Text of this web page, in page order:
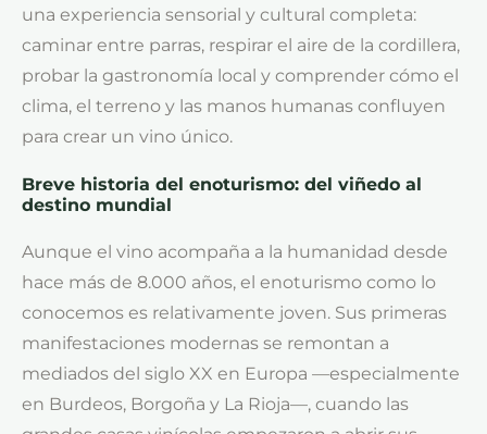
una experiencia sensorial y cultural completa:
caminar entre parras, respirar el aire de la cordillera,
probar la gastronomía local y comprender cómo el
clima, el terreno y las manos humanas confluyen
para crear un vino único.
Breve historia del enoturismo: del viñedo al
destino mundial
Aunque el vino acompaña a la humanidad desde
hace más de 8.000 años, el enoturismo como lo
conocemos es relativamente joven. Sus primeras
manifestaciones modernas se remontan a
mediados del siglo XX en Europa —especialmente
en Burdeos, Borgoña y La Rioja—, cuando las